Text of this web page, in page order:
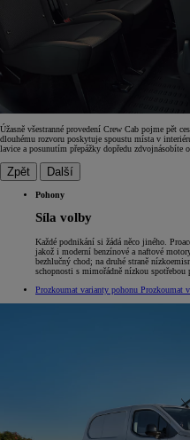
Úžasně všestranné provedení Crew Cab pojme pět
dlouhému rozvoru poskytuje spoustu místa v
lavice a posunutím přepážky dopředu zdvojnásobíte
Zpět Další
Pohony
Síla volby
Každé podnikání si žádá něco jiného.
jakož i moderní benzínové a naftové
bezhlučný chod; na druhé straně
schopnosti s mimořádně nízkou spotřebou
Prozkoumat varianty pohonu Prozkoumat